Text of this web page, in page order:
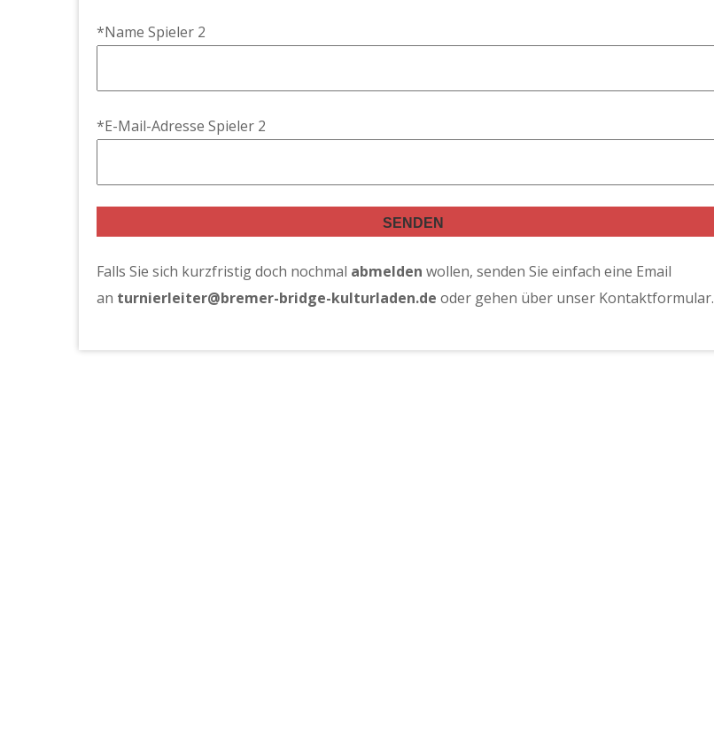
*Name Spieler 2
*E-Mail-Adresse Spieler 2
Alternative:
Falls Sie sich kurzfristig doch nochmal abmelden wollen, senden Sie einfach eine Email
an turnierleiter@bremer-bridge-kulturladen.de oder gehen über unser Kontaktformular.